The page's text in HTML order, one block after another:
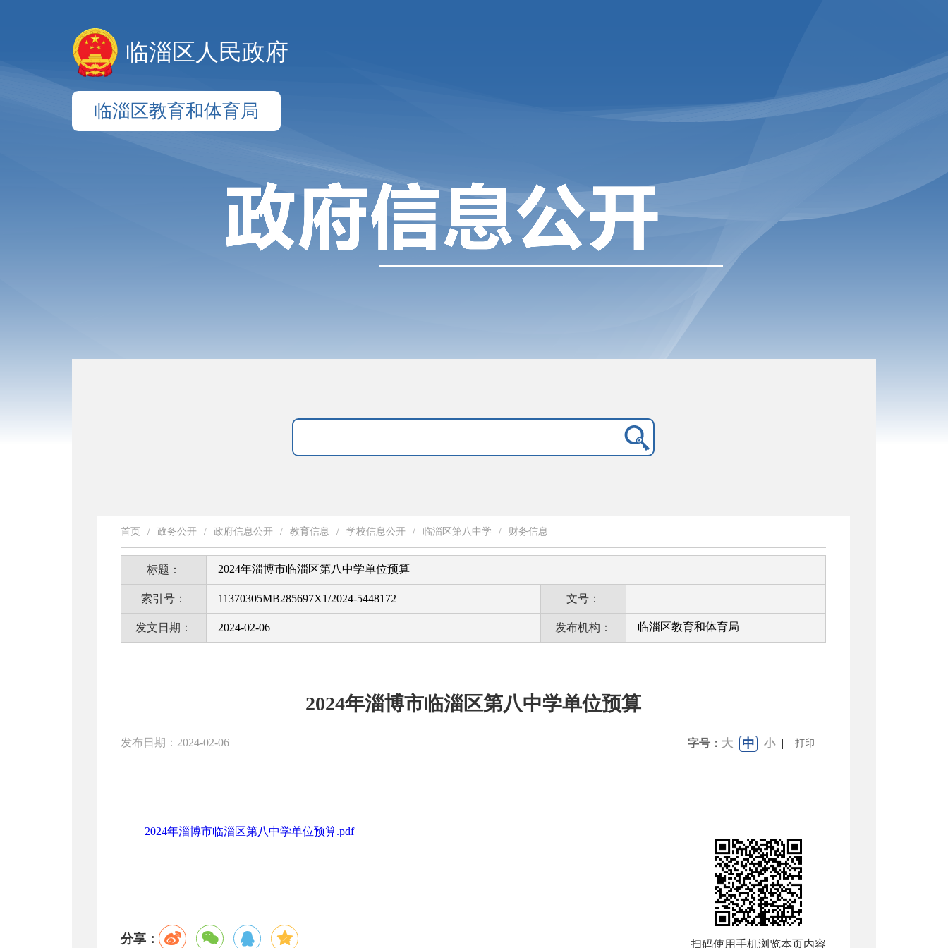
临淄区人民政府
临淄区教育和体育局
首页 / 政务公开 / 政府信息公开 / 教育信息 / 学校信息公开 / 临淄区第八中学 / 财务信息
标题： 2024年淄博市临淄区第八中学单位预算
索引号： 11370305MB285697X1/2024-5448172 文号：
发文日期： 2024-02-06 发布机构： 临淄区教育和体育局
2024年淄博市临淄区第八中学单位预算
发布日期：2024-02-06 字号： 大 中 小 | 打印
2024年淄博市临淄区第八中学单位预算.pdf
分享： 扫码使用手机浏览本页内容